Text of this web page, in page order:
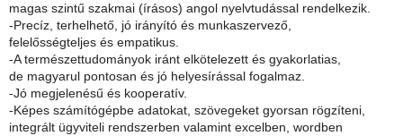
magas szintű szakmai (írásos) angol nyelvtudással rendelkezik.
-Precíz, terhelhető, jó irányító és munkaszervező,
felelősségteljes és empatikus.
-A természettudományok iránt elkötelezett és gyakorlatias,
de magyarul pontosan és jó helyesírással fogalmaz.
-Jó megjelenésű és kooperatív.
-Képes számítógépbe adatokat, szövegeket gyorsan rögzíteni,
integrált ügyviteli rendszerben valamint excelben, wordben